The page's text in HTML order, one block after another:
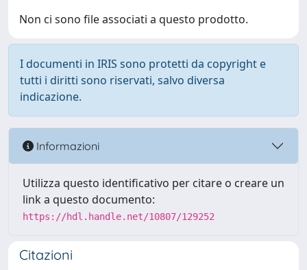
Non ci sono file associati a questo prodotto.
I documenti in IRIS sono protetti da copyright e
tutti i diritti sono riservati, salvo diversa
indicazione.
Informazioni
Utilizza questo identificativo per citare o creare un
link a questo documento:
https://hdl.handle.net/10807/129252
Citazioni